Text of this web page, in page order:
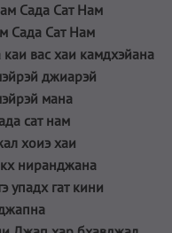
Сада Сат Нам
Сада Сат Нам
вас хаи камдхэйана
джиарэй
мана
сат нам
хоиэ хаи
ниранджана
упадх гат кини